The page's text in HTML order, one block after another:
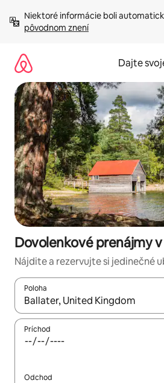
obsah.
Niektoré informácie boli
pôvodnom znení
Dajte
Dovolenkové prenájmy
Nájdite a rezervujte si jedinečné
Poloha
Keď budú výsledky k dispozícii,
Príchod
Odchod